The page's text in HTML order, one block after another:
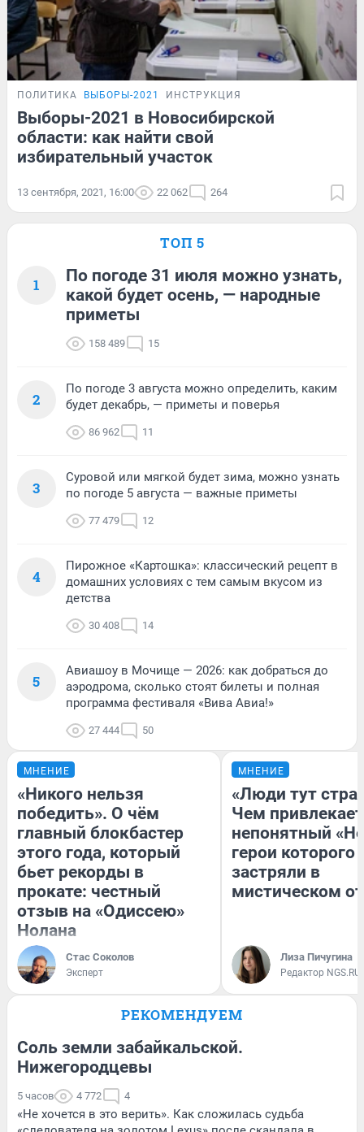
ПОЛИТИКА ВЫБОРЫ-2021 ИНСТРУКЦИЯ
Выборы-2021 в Новосибирской
области: как найти свой
избирательный участок
13 сентября, 2021, 16:00 22 062 264
ТОП 5
1
По погоде 31 июля можно узнать,
какой будет осень, — народные
приметы
158 489 15
2
По погоде 3 августа можно определить, каким
будет декабрь, — приметы и поверья
86 962 11
3
Суровой или мягкой будет зима, можно узнать
по погоде 5 августа — важные приметы
77 479 12
4
Пирожное «Картошка»: классический рецепт в
домашних условиях с тем самым вкусом из
детства
30 408 14
5
Авиашоу в Мочище — 2026: как добраться до
аэродрома, сколько стоят билеты и полная
программа фестиваля «Вива Авиа!»
27 444 50
МНЕНИЕ
«Никого нельзя
победить». О чём
главный блокбастер
этого года, который
бьет рекорды в
прокате: честный
отзыв на «Одиссею»
Нолана
Стас Соколов
Эксперт
МНЕНИЕ
«Люди тут
Чем привлекает
непонятный
герои которого
застряли в
мистическом
Лиза Пичугина
Редактор NGS.RU
РЕКОМЕНДУЕМ
Соль земли забайкальской.
Нижегородцевы
5 часов 4 772 4
«Не хочется в это верить». Как сложилась судьба